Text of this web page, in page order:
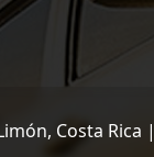
Costa Rica